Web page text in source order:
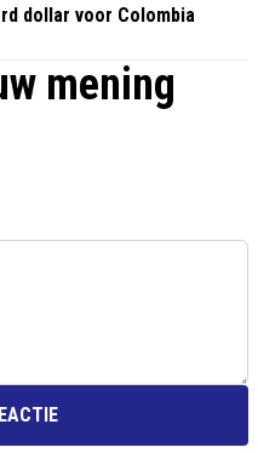
dollar voor Colombia
mening